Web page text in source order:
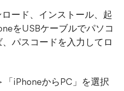
ロード、インストール、起
をUSBケーブルでパソコ
パスコードを入力してロ
「iPhoneからPC」を選択